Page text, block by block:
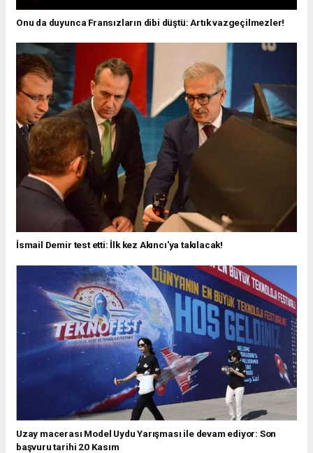
Onu da duyunca Fransızların dibi düştü: Artık vazgeçilmezler!
İsmail Demir test etti: İlk kez Akıncı'ya takılacak!
Uzay macerası Model Uydu Yarışması ile devam ediyor: Son
başvuru tarihi 20 Kasım